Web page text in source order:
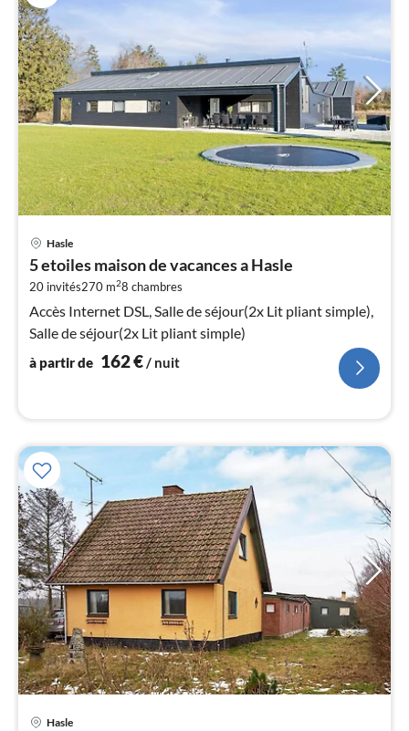
Hasle
5 etoiles maison de vacances a Hasle
20 invités270 m28 chambres
Accès Internet DSL, Salle de séjour(2x Lit pliant simple),
Salle de séjour(2x Lit pliant simple)
à partir de 162€/ nuit
Hasle